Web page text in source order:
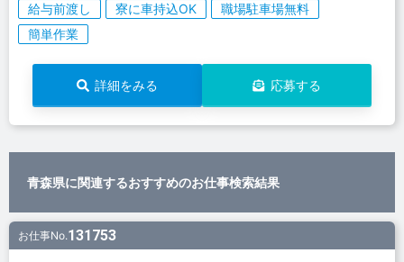
給与前渡し
寮に車持込OK
職場駐車場無料
簡単作業
詳細をみる 応募する
青森県に関連するおすすめのお仕事検索結果
お仕事No.131753